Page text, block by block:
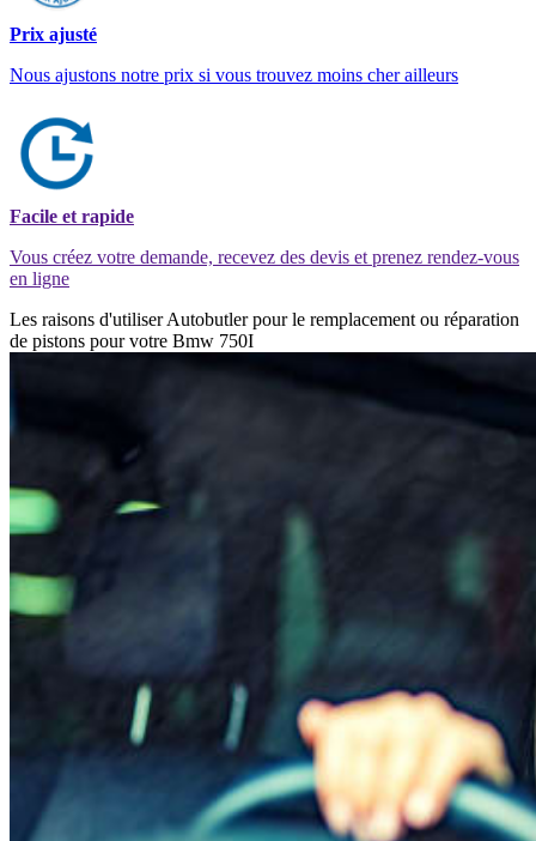
Prix ajusté
Nous ajustons notre prix si vous trouvez moins cher ailleurs
Facile et rapide
Vous créez votre demande, recevez des devis et prenez rendez-vous
en ligne
Les raisons d'utiliser Autobutler pour le remplacement ou réparation
de pistons pour votre Bmw 750I